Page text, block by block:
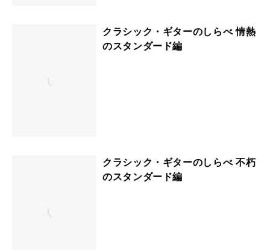
クラシック・ギターのしらべ 情熱
のスタンダード編
クラシック・ギターのしらべ 不朽
のスタンダード編